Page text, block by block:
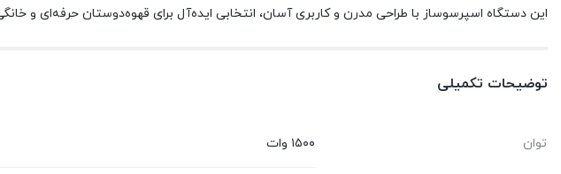
این دستگاه اسپرسوساز با طراحی مدرن و کاربری آسان، انتخابی ایده‌آل برای قهوه‌دوستان حرفه‌ای و
توضیحات تکمیلی
توان ۱۵۰۰ وات